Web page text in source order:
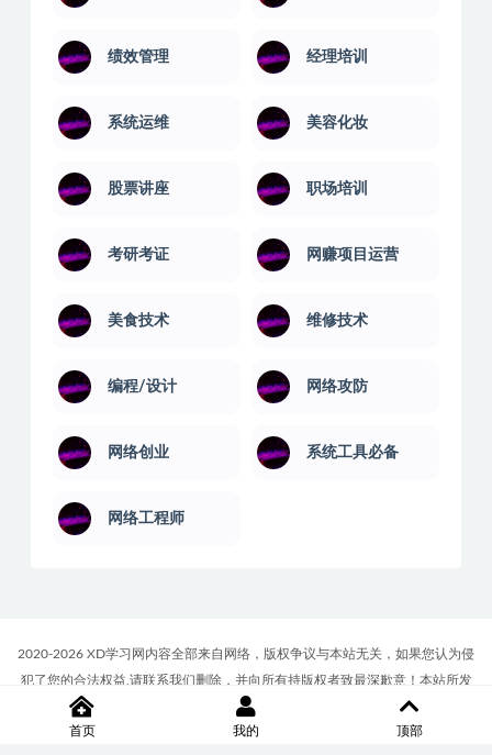
绩效管理 经理培训
系统运维 美容化妆
股票讲座 职场培训
考研考证 网赚项目运营
美食技术 维修技术
编程/设计 网络攻防
网络创业 系统工具必备
网络工程师
2020-2026 XD学习网内容全部来自网络，版权争议与本站无关，如果您认为侵
犯了您的合法权益,请联系我们删除，并向所有持版权者致最深歉意！本站所发
布的一切学习教程、软件等资料仅限用于学习体验和研究目的；请自觉下载后
24小时内删除，如果您喜欢该资料，请支持正版！商务合作或版权联系邮箱
首页 我的 顶部